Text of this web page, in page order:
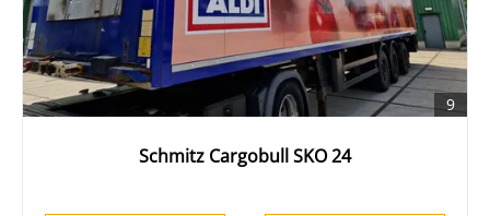
9
Schmitz Cargobull SKO 24